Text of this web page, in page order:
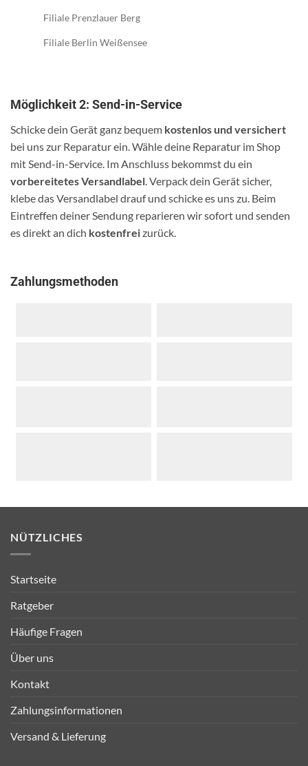
Filiale Prenzlauer Berg
Filiale Berlin Weißensee
Möglichkeit 2: Send-in-Service
Schicke dein Gerät ganz bequem kostenlos und versichert
bei uns zur Reparatur ein. Wähle deine Reparatur im Shop
mit Send-in-Service. Im Anschluss bekommst du ein
vorbereitetes Versandlabel. Verpack dein Gerät sicher,
klebe das Versandlabel drauf und schicke es uns zu. Beim
Eintreffen deiner Sendung reparieren wir sofort und senden
es direkt an dich kostenfreizurück.
Zahlungsmethoden
NÜTZLICHES
Startseite
Ratgeber
Häufige Fragen
Über uns
Kontakt
Zahlungsinformationen
Versand & Lieferung